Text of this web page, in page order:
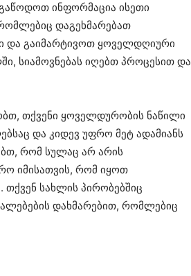
ინფორმაცია ისეთი
დაგეხმარებათ
და გაიმარტივოთ ყოველდღიური
სიამოვნებას იღებთ პროცესით და
თქვენი ყოველდურობის ნაწილი
და კიდევ უფრო მეტ ადამიანს
რომ სულაც არ არის
იმისათვის, რომ იყოთ
სახლის პირობებშიც
დახმარებით, რომლებიც